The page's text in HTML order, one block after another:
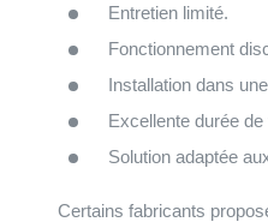
Entretien limité.
Fonctionnement
Installation dans
Excellente durée de
Solution adaptée
Certains fabricants